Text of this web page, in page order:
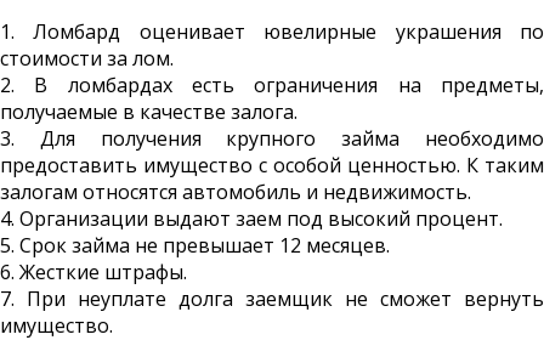
1. Ломбард оценивает ювелирные украшения по
стоимости за лом.
2. В ломбардах есть ограничения на предметы,
получаемые в качестве залога.
3. Для получения крупного займа необходимо
предоставить имущество с особой ценностью. К таким
залогам относятся автомобиль и недвижимость.
4. Организации выдают заем под высокий процент.
5. Срок займа не превышает 12 месяцев.
6. Жесткие штрафы.
7. При неуплате долга заемщик не сможет вернуть
имущество.